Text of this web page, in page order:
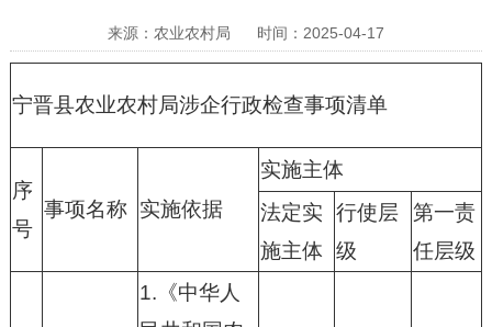
来源：农业农村局 时间：2025-04-17
宁晋县农业农村局涉企行政检查事项清单
序
号
事项名称 实施依据
实施主体
法定实
施主体
行使层
级
第一责
任层级
1.《中华人